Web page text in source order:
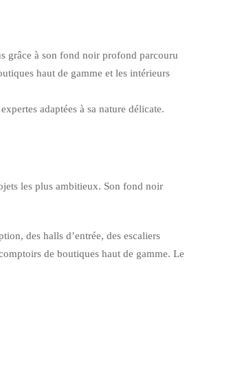
grâce à son fond noir profond parcouru
haut de gamme et les intérieurs
adaptées à sa nature délicate.
les plus ambitieux. Son fond noir
des halls d’entrée, des escaliers
de boutiques haut de gamme. Le